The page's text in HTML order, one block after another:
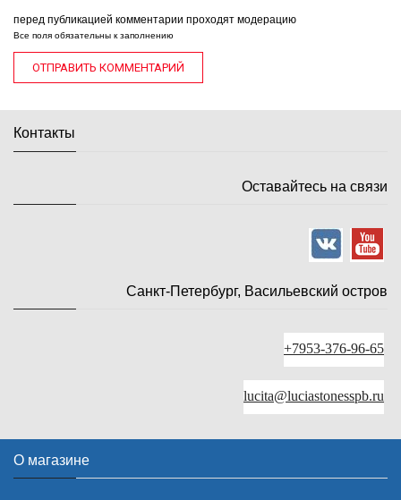
перед публикацией комментарии проходят модерацию
Все поля обязательны к заполнению
Контакты
Оставайтесь на связи
Санкт-Петербург, Васильевский остров
+7953-376-96-65
lucita@luciastonesspb.ru
О магазине